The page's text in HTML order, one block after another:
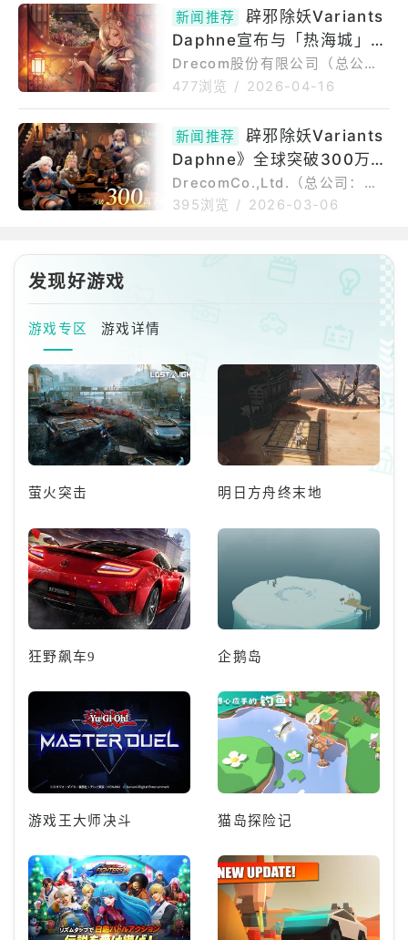
活动。《FINALFANTASYXI》
合作活动
系列3D地下城RPG《辟邪除妖V
ariantsDaphne》将于今年夏季
举办与SQUAREENIX旗下MMO
RPG《FINALFANTASYXI》的
合作活动。举办与《FINALFANT
ASYXI》的合作活动《辟邪除妖
VariantsDaphne》确定将于20
26年夏季举办与
新闻推荐
辟邪除妖Variants
Daphne宣布与「热海城」展
开合作 将推出柚奈壬姬的活
动限定周边
Drecom股份有限公司（总公
司：东京都品川区，代表董事
列3D地下城RPG《辟邪除妖Vari
antsDaphne》与热海城（静冈
县热海市）的合作活动「Wizard
ryVariantsDaphne×热海城」
日（六）开跑本活动中，参加者
将化身接受公会委托的「冒险
477浏览 / 2026-04-16
新闻推荐
辟邪除妖Variants
Daphne》全球突破300万下
载 “精选冒险者：稀世四杰
Ⅱ”登场
DrecomCo.,Ltd.（总公司：东
京都品川区，代表董事长：内藤
地下城RPG《辟邪除妖Variants
Daphne》（iOS/Android/Ste
am）于全球累计下载次数已突破
300万次。为纪念此一里程碑，
自2026年3月5日（四）起，官
方将发送可于游戏内使用的道
具，例如合计2,000个奥尔格宝
石与合计10个“冒险者的骸
395浏览 / 2026-03-06
发现好游戏
游戏专区 游戏详情
萤火突击 明日方舟终末地
狂野飙车9 企鹅岛
游戏王大师决斗 猫岛探险记